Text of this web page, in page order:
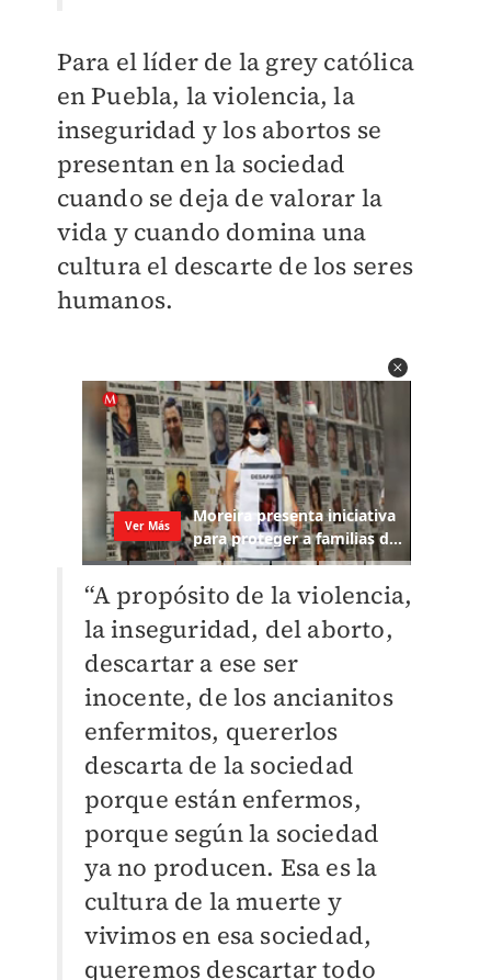
Para el líder de la grey católica
en Puebla, la violencia, la
inseguridad y los abortos se
presentan en la sociedad
cuando se deja de valorar la
vida y cuando domina una
cultura el descarte de los seres
humanos.
“A propósito de la violencia,
la inseguridad, del aborto,
descartar a ese ser
inocente, de los ancianitos
enfermitos, quererlos
descarta de la sociedad
porque están enfermos,
porque según la sociedad
ya no producen. Esa es la
cultura de la muerte y
vivimos en esa sociedad,
queremos descartar todo